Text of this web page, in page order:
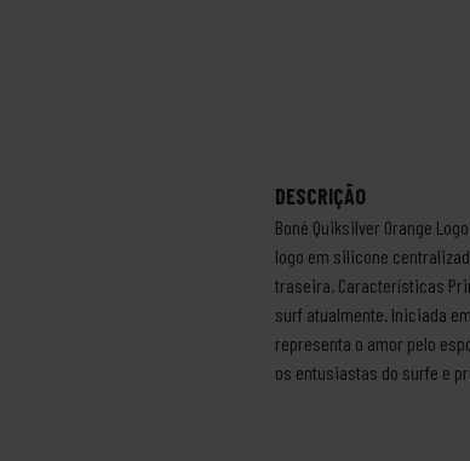
DESCRIÇÃO
Boné Quiksilver Orange
logo em silicone
traseira. Características
surf atualmente. Iniciada
representa o amor pelo
os entusiastas do surfe e